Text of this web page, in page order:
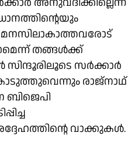
തങ്ങൾക്ക്
സിന്ദൂരിലൂടെ സർക്കാർ
രാജ്‌നാഥ്
ബിജെപി
വാക്കുകൾ.